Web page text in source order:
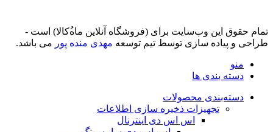
تمام حقوق اين وب‌سايت برای (فروشگاه آنلاین ماه‌‌‌‌‌‌ُکالا) است -
طراحی و پیاده سازی توسط تیم توسعه مهدی منده پور می باشد.
منو
دسته بندی ها
دسته‌بندی محصولات
تجهیزات ذخیره سازی اطلاعات
اس اس دی اینترنال